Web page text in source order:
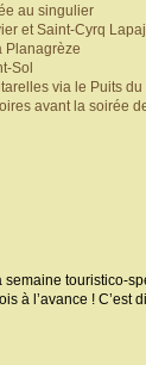
au singulier
et Saint-Cyrq
Planagrèze
Sol
via le Puits du
avant la soirée
touristico-
à l’avance !